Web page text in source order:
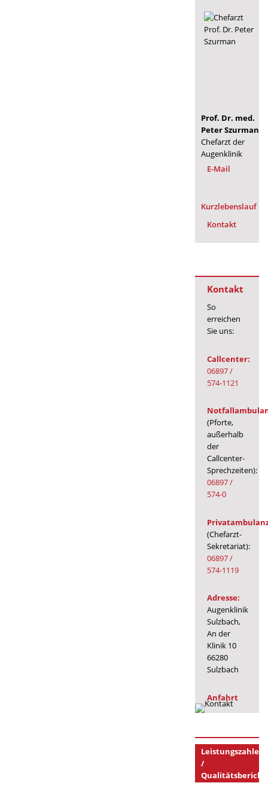
Prof. Dr. med.
Peter Szurman
Chefarzt der
Augenklinik
E-Mail
Kurzlebenslauf
Kontakt
Kontakt
So
erreichen
Sie uns:
Callcenter:
06897 /
574-1121
(Pforte,
außerhalb
der
Callcenter-
Sprechzeiten):
06897 /
574-0
(Chefarzt-
Sekretariat):
06897 /
574-1119
Adresse:
Augenklinik
Sulzbach,
An der
Klinik 10
66280
Sulzbach
Anfahrt
Leistungszahlen
/